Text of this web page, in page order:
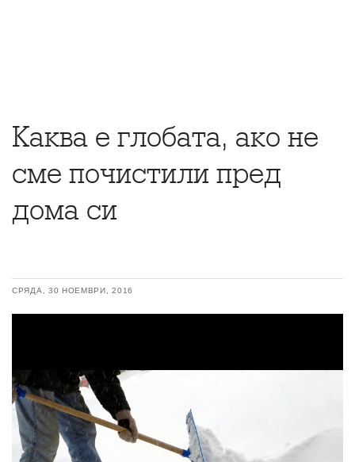
Каква е глобата, ако не
сме почистили пред
дома си
СРЯДА, 30 НОЕМВРИ, 2016